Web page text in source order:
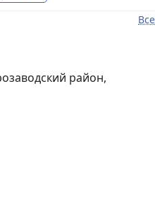
Все
район,